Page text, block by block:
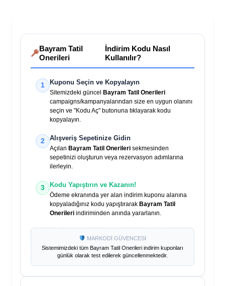
Bayram Tatil
Onerileri
İndirim Kodu Nasıl
Kullanılır?
1 Kuponu Seçin ve Kopyalayın
Sitemizdeki güncel Bayram Tatil Onerileri
campaigns/kampanyalarından size en uygun olanını
seçin ve "Kodu Aç" butonuna tıklayarak kodu
kopyalayın.
2 Alışveriş Sepetinize Gidin
Açılan Bayram Tatil Onerileri sekmesinden
sepetinizi oluşturun veya rezervasyon adımlarına
ilerleyin.
3 Kodu Yapıştırın ve Kazanın!
Ödeme ekranında yer alan indirim kuponu alanına
kopyaladığınız kodu yapıştırarak Bayram Tatil
Onerileri indiriminden anında yararlanın.
MARKODİ GÜVENCESİ
Sistemimizdeki tüm Bayram Tatil Onerileri indirim kuponları
günlük olarak test edilerek güncellenmektedir.